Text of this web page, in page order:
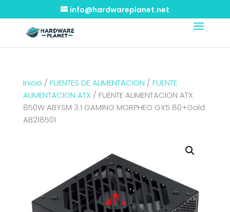
info@hardwareplanet.net
Inicio / FUENTES DE ALIMENTACION / FUENTE
ALIMENTACION ATX / FUENTE ALIMENTACION ATX
850W ABYSM 3.1 GAMING MORPHEO GX5 80+Gold
AB218501